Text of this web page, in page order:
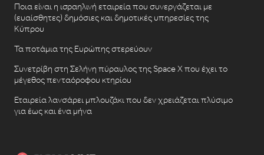
Ποια είναι η ισραηλινή εταιρεία που συνεργάζεται με
(ευαίσθητες) δημόσιες και δημοτικές υπηρεσίες της
Κύπρου
Τα ποτάμια της Ευρώπης στερεύουν
Συνετρίβη στη Σελήνη πύραυλος της Space X που έχει το
μέγεθος πενταόροφου κτηρίου
Εταιρεία λανσάρει μπλουζάκι που δεν χρειάζεται πλύσιμο
για έως και ένα μήνα